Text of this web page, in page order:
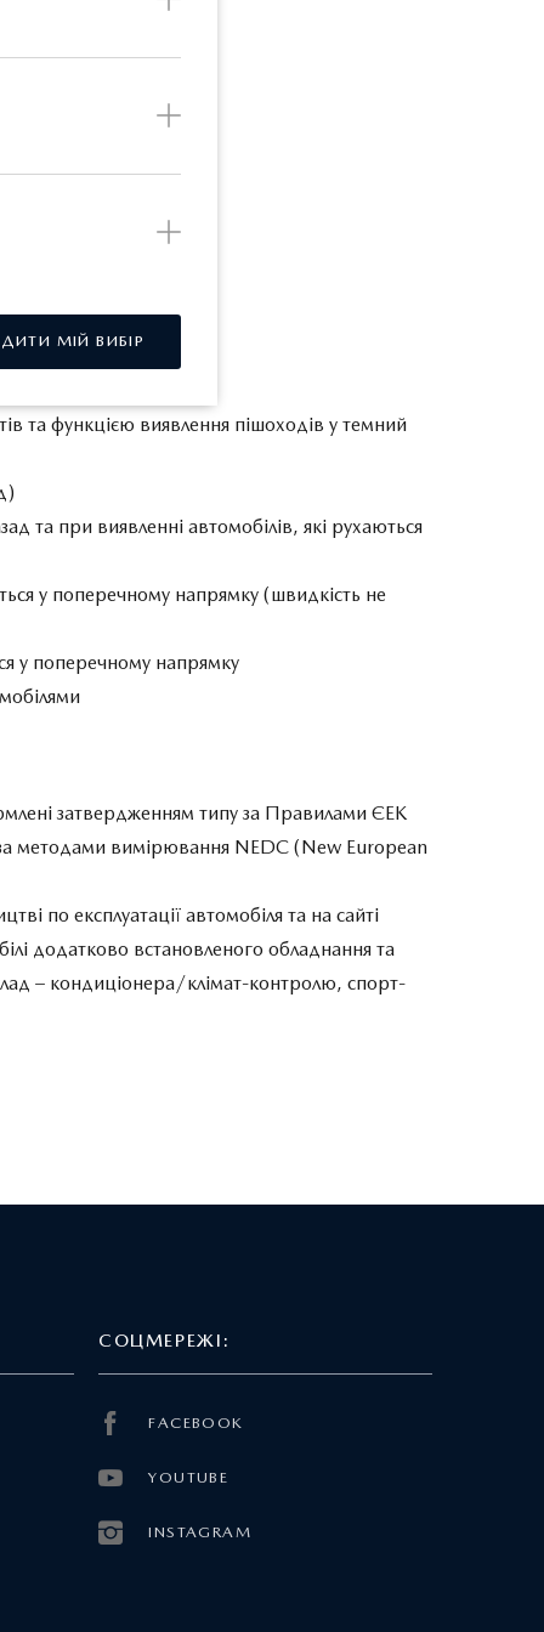
та функцією виявлення пішоходів у темний
та при виявленні автомобілів, які рухаються
у поперечному напрямку (швидкість не
у поперечному напрямку
затвердженням типу за Правилами ЄЕК
методами вимірювання NEDC (New European
по експлуатації автомобіля та на сайті
додатково встановленого обладнання та
– кондиціонера/клімат-контролю, спорт-
СОЦМЕРЕЖІ:
FACEBOOK
YOUTUBE
INSTAGRAM
МІЙ ВИБІР